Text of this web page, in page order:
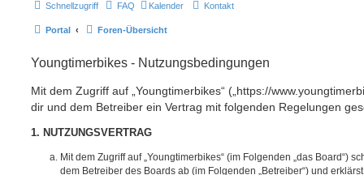
Schnellzugriff FAQ Kalender Kontakt
Portal Foren-Übersicht
Youngtimerbikes - Nutzungsbedingungen
Mit dem Zugriff auf „Youngtimerbikes“ („https://
dir und dem Betreiber ein Vertrag mit folgenden Regelungen
1. NUTZUNGSVERTRAG
Mit dem Zugriff auf „Youngtimerbikes“ (im Folgenden „das Board“)
dem Betreiber des Boards ab (im Folgenden „Betreiber“) und